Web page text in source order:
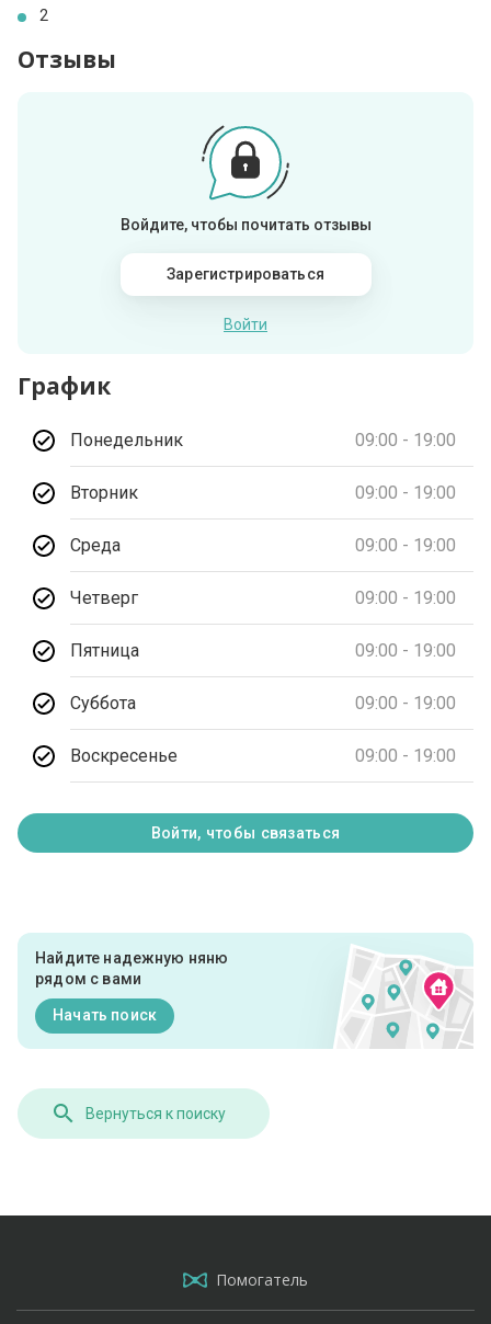
2
Отзывы
Войдите, чтобы почитать отзывы
Зарегистрироваться
Войти
График
Понедельник 09:00 - 19:00
Вторник 09:00 - 19:00
Среда 09:00 - 19:00
Четверг 09:00 - 19:00
Пятница 09:00 - 19:00
Суббота 09:00 - 19:00
Воскресенье 09:00 - 19:00
Войти, чтобы связаться
Найдите надежную няню
рядом с вами
Начать поиск
Вернуться к поиску
Помогатель